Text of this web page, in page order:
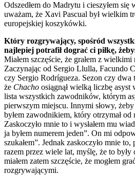
Odszedłem do Madrytu i cieszyłem się
uważam, że Xavi Pascual był wielkim
europejskiej koszykówki.
Który rozgrywający, spośród
najlepiej potrafił dograć ci piłkę,
Miałem szczęście, że grałem z
Zaczynając od Sergio Llulla, Facundo
czy Sergio Rodrígueza. Sezon czy dwa
że Chacho osiągnął wielką liczbę asyst
lista wszystkich zawodników, którym
pierwszym miejscu. Innymi słowy,
byłem zawodnikiem, który otrzymał od
Zaskoczyło mnie to i wysłałem mu
ja byłem numerem jeden”. On mi
szukałem”. Jednak zaskoczyło mnie
razem przez wiele lat, myślę, że to były
miałem zatem szczęście, że mogłem
rozgrywającymi.